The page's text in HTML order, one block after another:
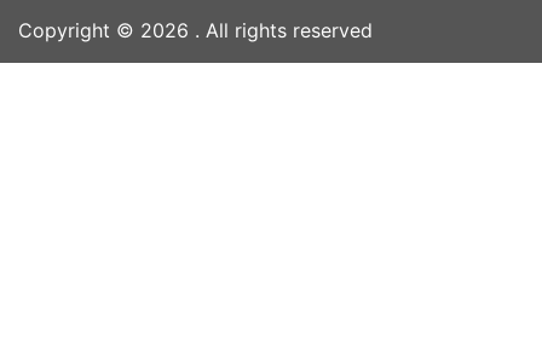
Copyright © 2026 . All rights reserved